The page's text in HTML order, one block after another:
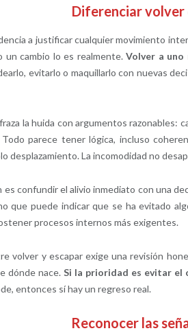
Diferenciar volver
a justificar cualquier movimiento
un cambio lo es realmente.Volver a uno
evitarlo o maquillarlo con nuevas
la huida con argumentos
parece tener lógica, incluso
desplazamiento. La incomodidad no
es confundir el alivio inmediato con una
que puede indicar que se ha evitado
procesos internos más exigentes.
volver y escapar exige una revisión
dónde nace. Si la prioridad es evitar el
entonces sí hay un regreso real.
Reconocer las